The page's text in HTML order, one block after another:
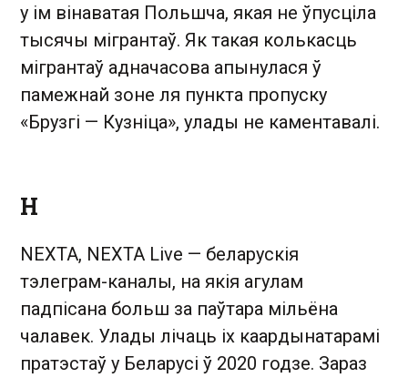
у ім вінаватая Польшча, якая не ўпусціла
тысячы мігрантаў. Як такая колькасць
мігрантаў адначасова апынулася ў
памежнай зоне ля пункта пропуску
«Брузгі — Кузніца», улады не каментавалі.
Н
NEXTA, NEXTA Live — беларускія
тэлеграм-каналы, на якія агулам
падпісана больш за паўтара мільёна
чалавек. Улады лічаць іх каардынатарамі
пратэстаў у Беларусі ў 2020 годзе. Зараз